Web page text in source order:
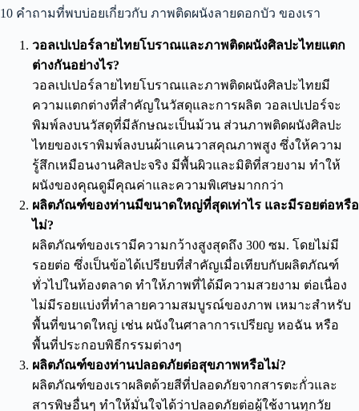
10 คำถามที่พบบ่อยเกี่ยวกับ ภาพติดผนังลายดอกบัว ของเรา
วอลเปเปอร์ลายไทยโบราณและภาพติดผนังศิลปะไทยแตก
ต่างกันอย่างไร?
วอลเปเปอร์ลายไทยโบราณและภาพติดผนังศิลปะไทยมี
ความแตกต่างที่สำคัญในวัสดุและการผลิต วอลเปเปอร์จะ
พิมพ์ลงบนวัสดุที่มีลักษณะเป็นม้วน ส่วนภาพติดผนังศิลปะ
ไทยของเราพิมพ์ลงบนผ้าแคนวาสคุณภาพสูง ซึ่งให้ความ
รู้สึกเหมือนงานศิลปะจริง มีพื้นผิวและมิติที่สวยงาม ทำให้
ผนังของคุณดูมีคุณค่าและความพิเศษมากกว่า
ผลิตภัณฑ์ของท่านมีขนาดใหญ่ที่สุดเท่าไร และมีรอยต่อหรือ
ไม่?
ผลิตภัณฑ์ของเรามีความกว้างสูงสุดถึง 300 ซม. โดยไม่มี
รอยต่อ ซึ่งเป็นข้อได้เปรียบที่สำคัญเมื่อเทียบกับผลิตภัณฑ์
ทั่วไปในท้องตลาด ทำให้ภาพที่ได้มีความสวยงาม ต่อเนื่อง
ไม่มีรอยแบ่งที่ทำลายความสมบูรณ์ของภาพ เหมาะสำหรับ
พื้นที่ขนาดใหญ่ เช่น ผนังในศาลาการเปรียญ หอฉัน หรือ
พื้นที่ประกอบพิธีกรรมต่างๆ
ผลิตภัณฑ์ของท่านปลอดภัยต่อสุขภาพหรือไม่?
ผลิตภัณฑ์ของเราผลิตด้วยสีที่ปลอดภัยจากสารตะกั่วและ
สารพิษอื่นๆ ทำให้มั่นใจได้ว่าปลอดภัยต่อผู้ใช้งานทุกวัย